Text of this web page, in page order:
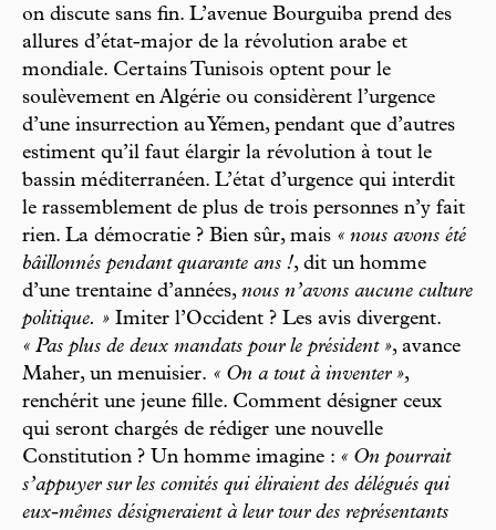
on discute sans fin. L’avenue Bourguiba prend des
allures d’état-major de la révolution arabe et
mondiale. Certains Tunisois optent pour le
soulèvement en Algérie ou considèrent l’urgence
d’une insurrection au Yémen, pendant que d’autres
estiment qu’il faut élargir la révolution à tout le
bassin méditerranéen. L’état d’urgence qui interdit
le rassemblement de plus de trois personnes n’y fait
rien. La démocratie ? Bien sûr, mais « nous avons été
bâillonnés pendant quarante ans !, dit un homme
d’une trentaine d’années, nous n’avons aucune culture
politique. » Imiter l’Occident ? Les avis divergent.
« Pas plus de deux mandats pour le président », avance
Maher, un menuisier. « On a tout à inventer »,
renchérit une jeune fille. Comment désigner ceux
qui seront chargés de rédiger une nouvelle
Constitution ? Un homme imagine : « On pourrait
s’appuyer sur les comités qui éliraient des délégués qui
eux-mêmes désigneraient à leur tour des représentants